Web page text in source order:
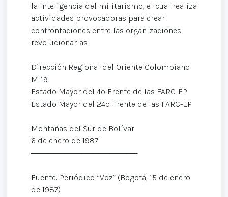
la inteligencia del militarismo, el cual realiza
actividades provocadoras para crear
confrontaciones entre las organizaciones
revolucionarias.
Dirección Regional del Oriente Colombiano
M-19
Estado Mayor del 4º Frente de las FARC-EP
Estado Mayor del 24º Frente de las FARC-EP
Montañas del Sur de Bolívar
6 de enero de 1987
───────────────────
Fuente: Periódico “Voz” (Bogotá, 15 de enero
de 1987)